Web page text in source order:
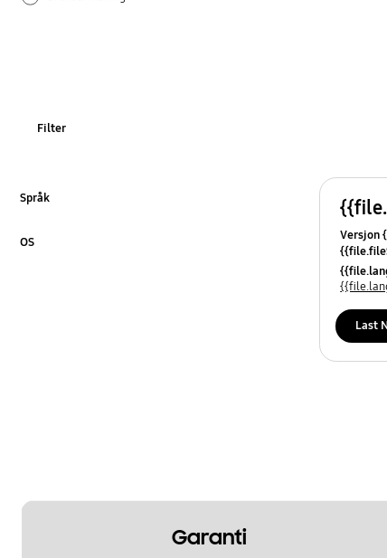
Filter
Språk
OS
Versjon
Last
Garanti